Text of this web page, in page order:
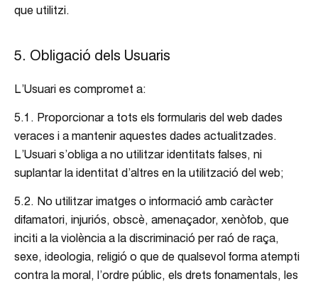
que utilitzi.
5. Obligació dels Usuaris
L’Usuari es compromet a:
5.1. Proporcionar a tots els formularis del web dades
veraces i a mantenir aquestes dades actualitzades.
L’Usuari s’obliga a no utilitzar identitats falses, ni
suplantar la identitat d’altres en la utilització del web;
5.2. No utilitzar imatges o informació amb caràcter
difamatori, injuriós, obscè, amenaçador, xenòfob, que
inciti a la violència a la discriminació per raó de raça,
sexe, ideologia, religió o que de qualsevol forma atempti
contra la moral, l’ordre públic, els drets fonamentals, les